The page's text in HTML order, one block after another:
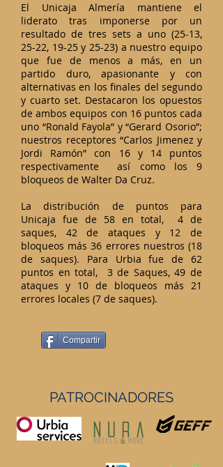
El Unicaja Almería mantiene el
liderato tras imponerse por un
resultado de tres sets a uno (25-13,
25-22, 19-25 y 25-23) a nuestro equipo
que fue de menos a más, en un
partido duro, apasionante y con
alternativas en los finales del segundo
y cuarto set. Destacaron los opuestos
de ambos equipos con 16 puntos cada
uno “Ronald Fayola” y “Gerard Osorio”;
nuestros receptores “Carlos Jimenez y
Jordi Ramón” con 16 y 14 puntos
respectivamente así como los 9
bloqueos de Walter Da Cruz.
La distribución de puntos para
Unicaja fue de 58 en total, 4 de
saques, 42 de ataques y 12 de
bloqueos más 36 errores nuestros (18
de saques). Para Urbia fue de 62
puntos en total, 3 de Saques, 49 de
ataques y 10 de bloqueos más 21
errores locales (7 de saques).
Compartir
PATROCINADORES